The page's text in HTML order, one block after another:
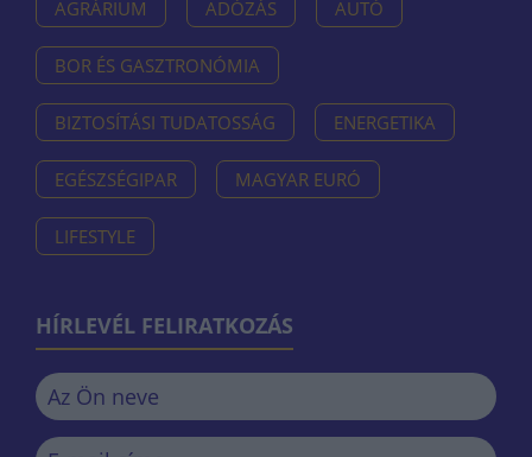
AGRÁRIUM ADÓZÁS AUTÓ
BOR ÉS GASZTRONÓMIA
BIZTOSÍTÁSI TUDATOSSÁG ENERGETIKA
EGÉSZSÉGIPAR MAGYAR EURÓ
LIFESTYLE
HÍRLEVÉL FELIRATKOZÁS